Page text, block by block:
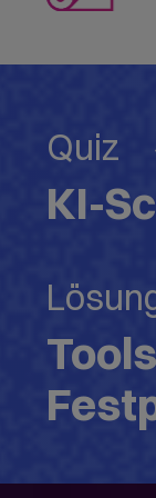
Quiz
KI-